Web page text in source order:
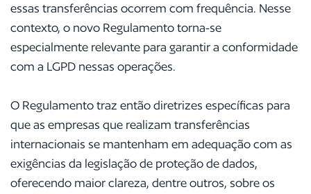
essas transferências ocorrem com frequência. Nesse
contexto, o novo Regulamento torna-se
especialmente relevante para garantir a conformidade
com a LGPD nessas operações.
O Regulamento traz então diretrizes específicas para
que as empresas que realizam transferências
internacionais se mantenham em adequação com as
exigências da legislação de proteção de dados,
oferecendo maior clareza, dentre outros, sobre os